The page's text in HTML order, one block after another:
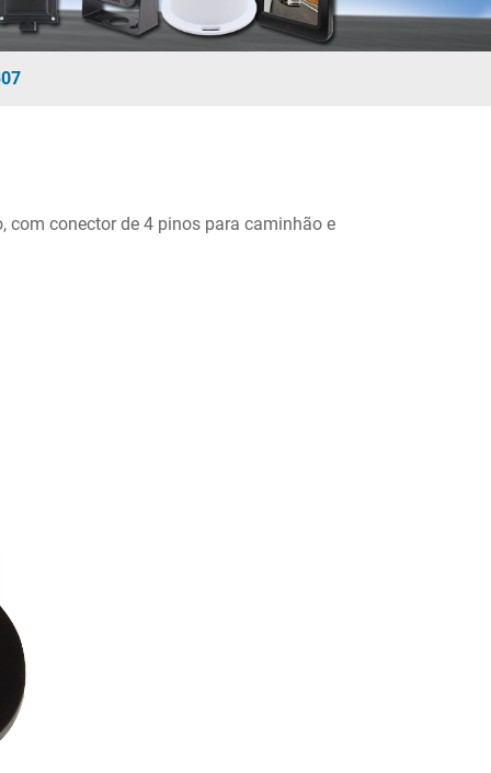
com conector de 4 pinos para caminhão e